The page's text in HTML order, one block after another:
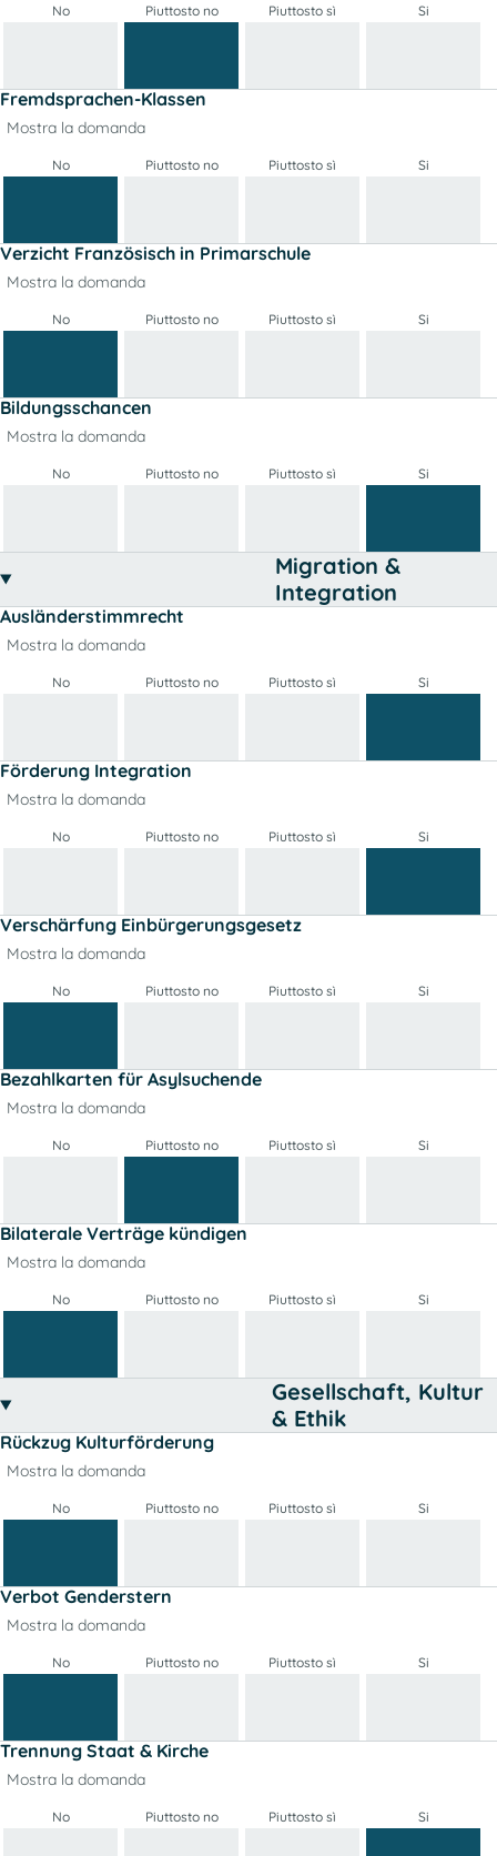
No Piuttosto no Piuttosto sì Si
Fremdsprachen-Klassen
Mostra la domanda
No Piuttosto no Piuttosto sì Si
Verzicht Französisch in Primarschule
Mostra la domanda
No Piuttosto no Piuttosto sì Si
Bildungsschancen
Mostra la domanda
No Piuttosto no Piuttosto sì Si
Migration &
Integration
Ausländerstimmrecht
Mostra la domanda
No Piuttosto no Piuttosto sì Si
Förderung Integration
Mostra la domanda
No Piuttosto no Piuttosto sì Si
Verschärfung Einbürgerungsgesetz
Mostra la domanda
No Piuttosto no Piuttosto sì Si
Bezahlkarten für Asylsuchende
Mostra la domanda
No Piuttosto no Piuttosto sì Si
Bilaterale Verträge kündigen
Mostra la domanda
No Piuttosto no Piuttosto sì Si
Gesellschaft, Kultur
& Ethik
Rückzug Kulturförderung
Mostra la domanda
No Piuttosto no Piuttosto sì Si
Verbot Genderstern
Mostra la domanda
No Piuttosto no Piuttosto sì Si
Trennung Staat & Kirche
Mostra la domanda
No Piuttosto no Piuttosto sì Si